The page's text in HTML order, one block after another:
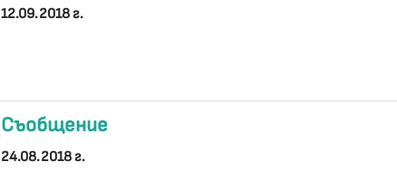
12.09.2018 г.
Съобщение
24.08.2018 г.